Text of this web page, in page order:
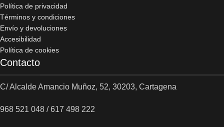
Política de privacidad
Términos y condiciones
Envío y devoluciones
Accesibilidad
Política de cookies
Contacto
C/ Alcalde Amancio Muñoz, 52, 30203, Cartagena
968 521 048 / 617 498 222